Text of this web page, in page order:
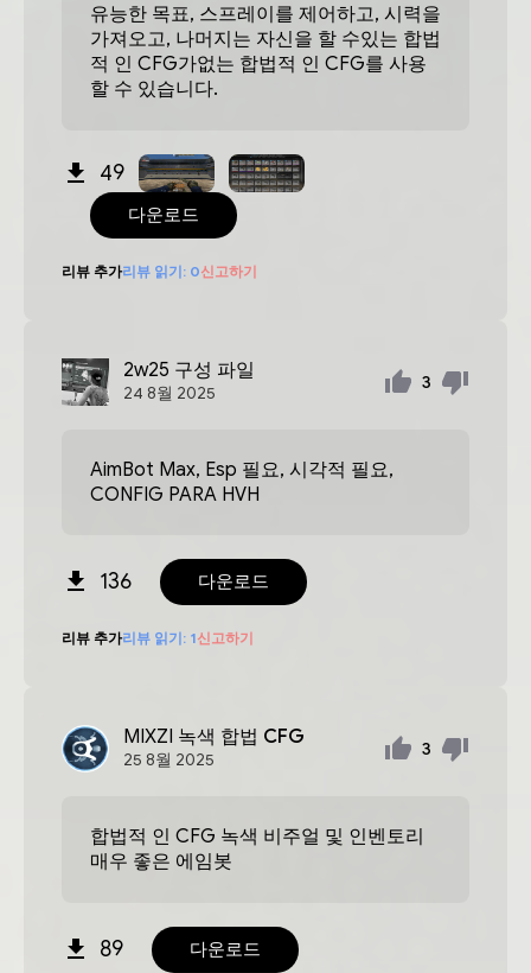
유능한 목표, 스프레이를 제어하고, 시력을
가져오고, 나머지는 자신을 할 수있는 합법
적 인 CFG가없는 합법적 인 CFG를 사용
할 수 있습니다.
49
다운로드
리뷰 추가리뷰 읽기: 0신고하기
2w25 구성 파일
24 8월 2025
3
AimBot Max, Esp 필요, 시각적 필요,
CONFIG PARA HVH
136 다운로드
리뷰 추가리뷰 읽기: 1신고하기
MIXZI 녹색 합법 CFG
25 8월 2025
3
합법적 인 CFG 녹색 비주얼 및 인벤토리
매우 좋은 에임봇
89 다운로드